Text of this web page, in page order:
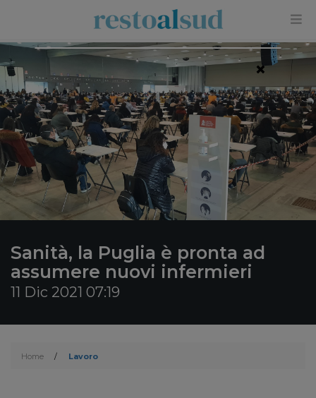
Sanità, la Puglia è pronta ad
assumere nuovi infermieri
11 Dic 2021 07:19
Home / Lavoro
×